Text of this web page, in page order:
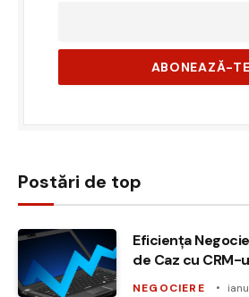
Postări de top
Eficiența
de Caz cu CRM-
NEGOCIERE